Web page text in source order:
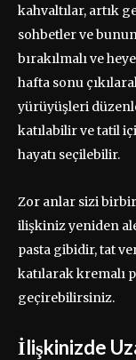
kahvaltılar, artık
sohbetler ve
bırakılmalı ve
hafta sonu
yürüyüşleri
katılabilir ve tatil
hayatı seçilebilir.
Zor anlar sizi
ilişkiniz yeniden
pasta gibidir, tat
katılarak kremalı
geçirebilirsiniz.
İlişkinizde